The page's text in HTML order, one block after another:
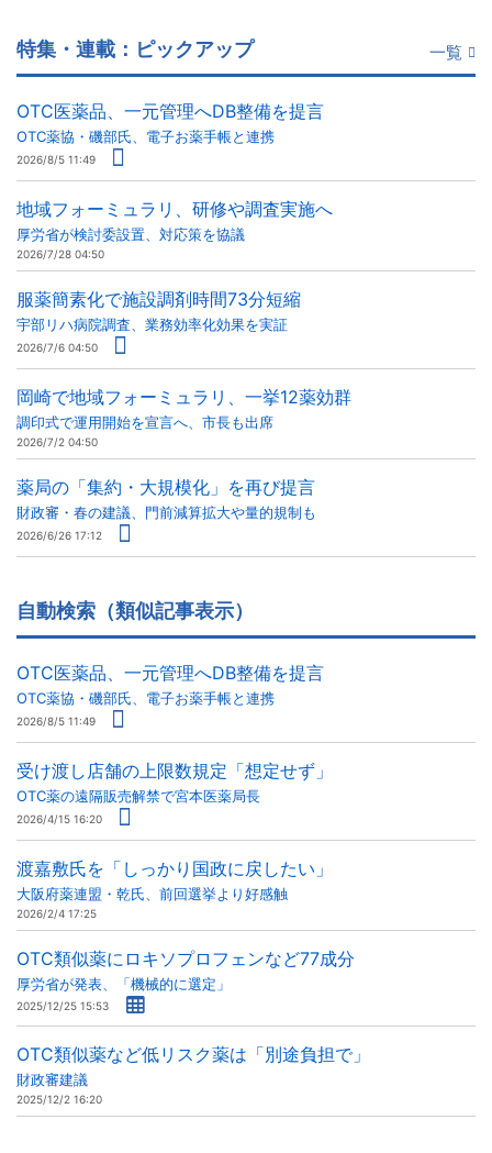
特集・連載：ピックアップ 一覧
OTC医薬品、一元管理へDB整備を提言
OTC薬協・磯部氏、電子お薬手帳と連携
2026/8/5 11:49
地域フォーミュラリ、研修や調査実施へ
厚労省が検討委設置、対応策を協議
2026/7/28 04:50
服薬簡素化で施設調剤時間73分短縮
宇部リハ病院調査、業務効率化効果を実証
2026/7/6 04:50
岡崎で地域フォーミュラリ、一挙12薬効群
調印式で運用開始を宣言へ、市長も出席
2026/7/2 04:50
薬局の「集約・大規模化」を再び提言
財政審・春の建議、門前減算拡大や量的規制も
2026/6/26 17:12
自動検索（類似記事表示）
OTC医薬品、一元管理へDB整備を提言
OTC薬協・磯部氏、電子お薬手帳と連携
2026/8/5 11:49
受け渡し店舗の上限数規定「想定せず」
OTC薬の遠隔販売解禁で宮本医薬局長
2026/4/15 16:20
渡嘉敷氏を「しっかり国政に戻したい」
大阪府薬連盟・乾氏、前回選挙より好感触
2026/2/4 17:25
OTC類似薬にロキソプロフェンなど77成分
厚労省が発表、「機械的に選定」
2025/12/25 15:53
OTC類似薬など低リスク薬は「別途負担で」
財政審建議
2025/12/2 16:20